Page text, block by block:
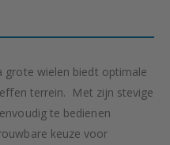
wielen biedt optimale
terrein. Met zijn stevige
te bedienen
keuze voor